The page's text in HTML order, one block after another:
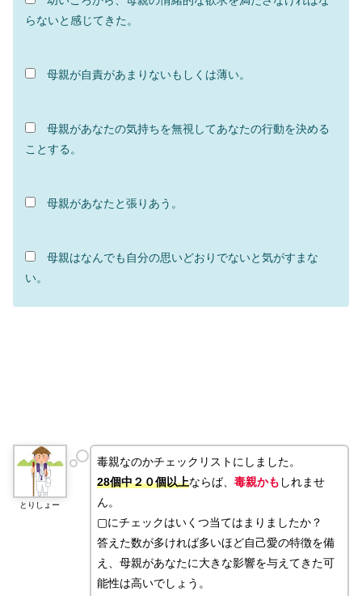
らないと感じてきた。
母親が自責があまりないもしくは薄い。
母親があなたの気持ちを無視してあなたの行動を決める
ことする。
母親があなたと張りあう。
母親はなんでも自分の思いどおりでないと気がすまな
い。
とりしょー
毒親なのかチェックリストにしました。
28個中２０個以上ならば、 毒親かも しれませ
ん。
▢にチェックはいくつ当てはまりましたか？
答えた数が多ければ多いほど自己愛の特徴を備
え、母親があなたに大きな影響を与えてきた可
能性は高いでしょう。